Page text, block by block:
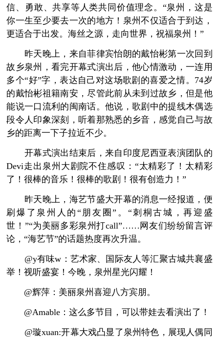
信、勇敢、共享等人类共同价值理念。“泉州，这是
你一生至少要去一次的地方！泉州不仅适合于到达，
更适合于出发。海丝之源，走向世界，祝福泉州！”
昨天晚上，来自菲律宾怡朗的戴怡彬第一次回到
故乡泉州，看完开幕式演出后，他心情激动，一连用
多个“好”字，表达自己对这场歌剧的喜爱之情。74岁
的戴怡彬祖籍南安，尽管此前从未到过故乡，但是他
能说一口流利的闽南话。他说，歌剧中的提线木偶选
段令人印象深刻，听着那熟悉的乡音，感觉自己与故
乡的距离一下子拉近不少。
开幕式演出结束后，来自印度尼西亚表演团队的
Devi走出泉州大剧院不住感叹：“太精彩了！太精彩
了！很棒的音乐！很棒的歌剧！很有创造力！”
昨天晚上，海艺节盛大开幕的消息一经报道，便
刷爆了泉州人的“朋友圈”。“刺桐古城，再迎盛
世！”“为美丽多彩泉州打call”……网友们纷纷留言评
论，“海艺节”的话题热度再次升温。
@y有味w：艺术家、国际友人等汇聚古城共襄盛
举！视听盛宴！今晚，泉州星光闪耀！
@辉萍：美丽泉州喜迎八方宾朋。
@Amable：这么多节目，可以带娃去看演出了！
@璇xuan:开幕大戏凸显了泉州特色，展现人偶同